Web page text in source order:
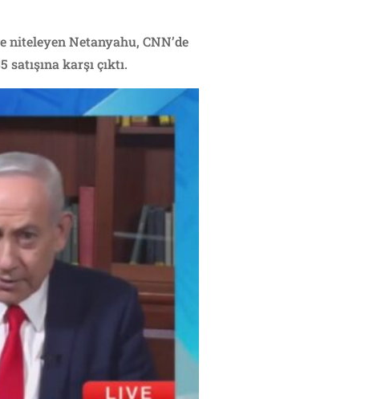
niteleyen Netanyahu, CNN’de
karşı çıktı.